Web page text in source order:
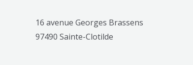
16 avenue Georges Brassens
97490 Sainte-Clotilde